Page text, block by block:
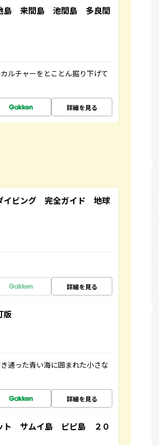
島 来間島 池間島 多良間
ルチャーをとことん掘り下げて
詳細を見る
イビング 完全ガイド 地球
詳細を見る
版
通った青い海に囲まれた小さな
詳細を見る
ト サムイ島 ピピ島 ２０